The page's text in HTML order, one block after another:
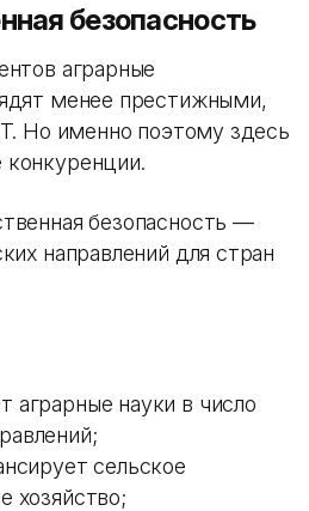
безопасность
аграрные
менее престижными,
Но именно поэтому здесь
безопасность —
направлений для стран
аграрные науки в число
сельское
хозяйство;